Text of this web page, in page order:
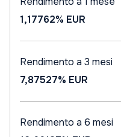
1,17762% EUR
Rendimento a 3 mesi
7,87527% EUR
Rendimento a 6 mesi